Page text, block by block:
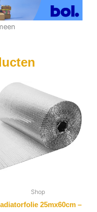
Shop
25mx60cm –